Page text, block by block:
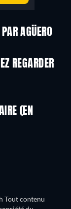
AGÜERO
REGARDER
(EN
Tout contenu